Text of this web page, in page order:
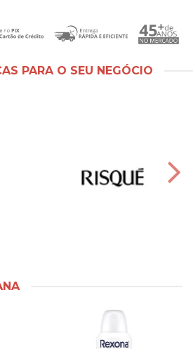
PARA O SEU NEGÓCIO